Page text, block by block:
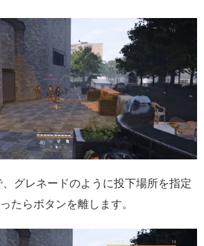
グレネードのように投下場所を指定
たらボタンを離します。